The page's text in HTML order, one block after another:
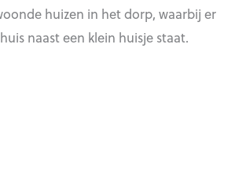
huizen in het dorp, waarbij er
naast een klein huisje staat.